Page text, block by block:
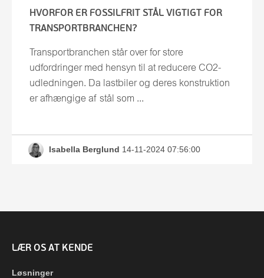
HVORFOR ER FOSSILFRIT STÅL VIGTIGT FOR
TRANSPORTBRANCHEN?
Transportbranchen står over for store
udfordringer med hensyn til at reducere CO2-
udledningen. Da lastbiler og deres konstruktion
er afhængige af stål som ...
Isabella Berglund 14-11-2024 07:56:00
LÆR OS AT KENDE
Løsninger